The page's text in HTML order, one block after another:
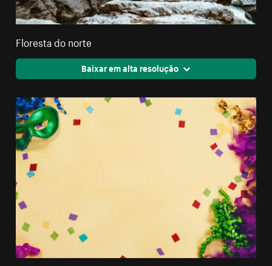
Floresta do norte
Baixar em alta resolução